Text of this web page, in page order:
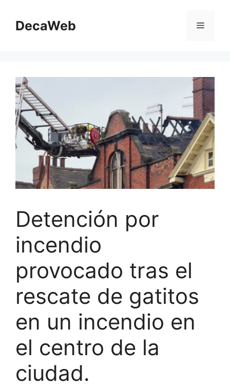
contenido
DecaWeb Menú
Detención por
incendio
provocado tras el
rescate de gatitos
en un incendio en
el centro de la
ciudad.